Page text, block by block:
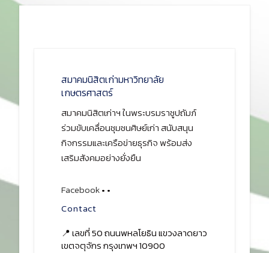
สมาคมนิสิตเก่ามหาวิทยาลัย
เกษตรศาสตร์
สมาคมนิสิตเก่าฯ ในพระบรมราชูปถัมภ์
ร่วมขับเคลื่อนชุมชนศิษย์เก่า สนับสนุน
กิจกรรมและเครือข่ายธุรกิจ พร้อมส่ง
เสริมสังคมอย่างยั่งยืน
Facebook• •
Contact
📍 เลขที่ 50 ถนนพหลโยธิน แขวงลาดยาว
เขตจตุจักร กรุงเทพฯ 10900